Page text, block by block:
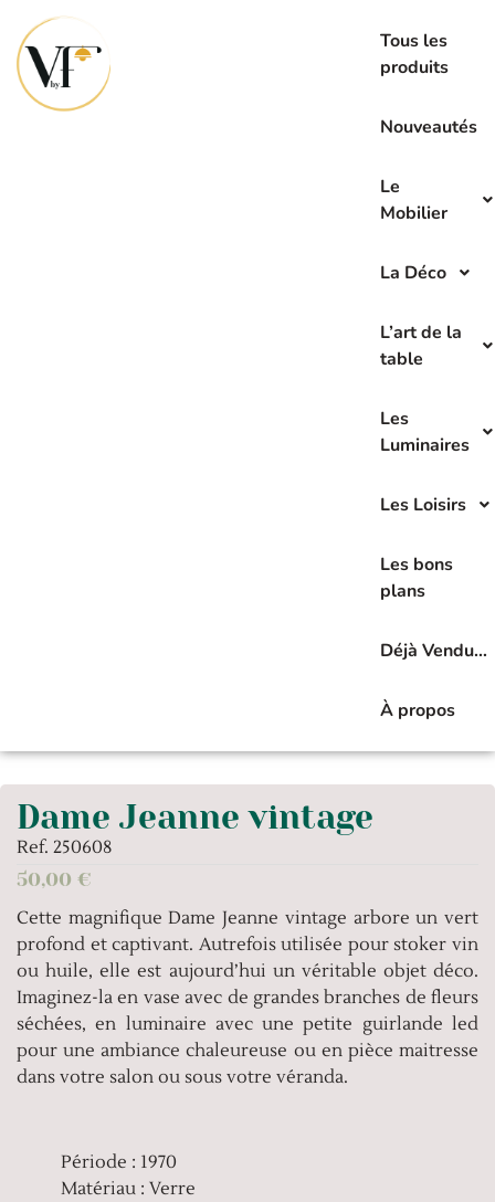
Tous les
produits
Nouveautés
Le
Mobilier
La Déco
L’art de la
table
Les
Luminaires
Les Loisirs
Les bons
plans
Déjà Vendu…
À propos
Dame Jeanne vintage
Ref. 250608
50,00 €
Cette magnifique Dame Jeanne vintage arbore un vert
profond et captivant. Autrefois utilisée pour stoker vin
ou huile, elle est aujourd’hui un véritable objet déco.
Imaginez-la en vase avec de grandes branches de fleurs
séchées, en luminaire avec une petite guirlande led
pour une ambiance chaleureuse ou en pièce maitresse
dans votre salon ou sous votre véranda.
Période : 1970
Matériau : Verre